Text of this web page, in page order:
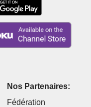
Nos Partenaires:
Fédération